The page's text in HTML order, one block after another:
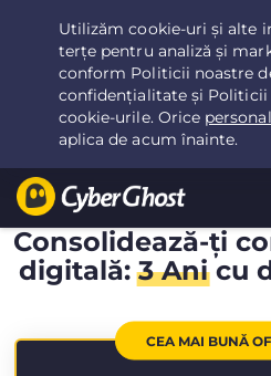
Ai ales:Cea mai bună ofertăpentru
/lună
Consolidează-ți
digitală:3 Anicu
CEA MAI BUNĂ